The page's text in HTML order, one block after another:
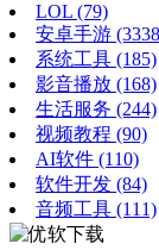
LOL (79)
安卓手游
系统工具 (185)
影音播放 (168)
生活服务 (244)
视频教程 (90)
AI软件 (110)
软件开发 (84)
音频工具 (111)